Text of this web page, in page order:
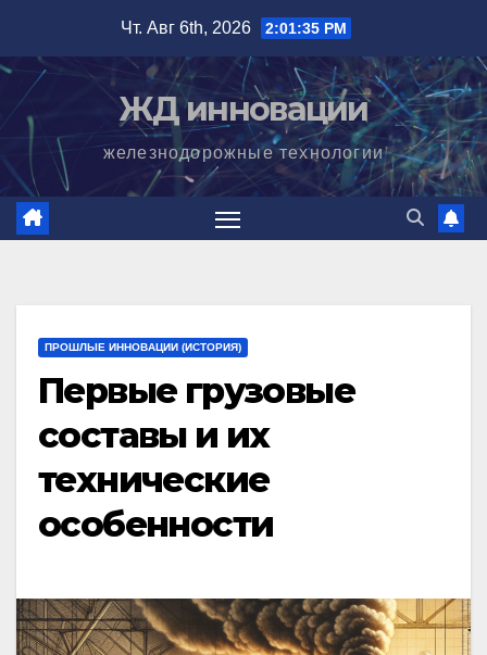
содержимому
Чт. Авг 6th, 2026 2:01:36 PM
ЖД инновации
железнодорожные технологии
ПРОШЛЫЕ ИННОВАЦИИ (ИСТОРИЯ)
Первые грузовые
составы и их
технические
особенности